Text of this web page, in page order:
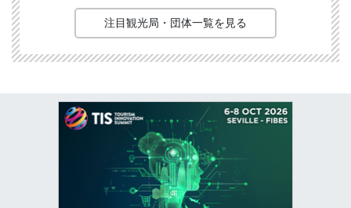
注目観光局・団体一覧を見る